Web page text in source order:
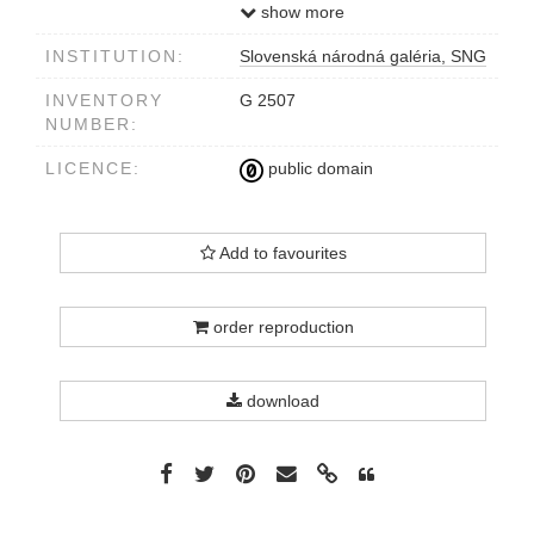
v ovále MESSIRE PIERRE
show more
INSTITUTION: Slovenská národná galéria, SNG
INVENTORY
NUMBER:
G 2507
LICENCE: public domain
Add to favourites
order reproduction
download